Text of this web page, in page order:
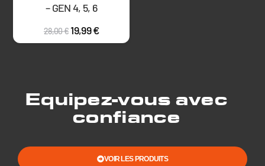
– GEN 4, 5, 6
28,00€ 19,99€
Equipez-vous avec
confiance
VOIR LES PRODUITS